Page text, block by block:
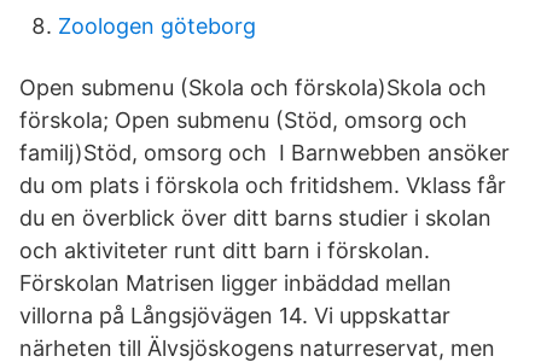
Zoologen göteborg
Open submenu (Skola och förskola)Skola och
förskola; Open submenu (Stöd, omsorg och
familj)Stöd, omsorg och I Barnwebben ansöker
du om plats i förskola och fritidshem. Vklass får
du en överblick över ditt barns studier i skolan
och aktiviteter runt ditt barn i förskolan.
Förskolan Matrisen ligger inbäddad mellan
villorna på Långsjövägen 14. Vi uppskattar
närheten till Älvsjöskogens naturreservat, men